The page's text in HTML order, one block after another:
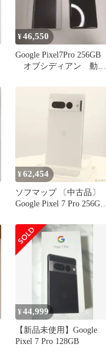
¥46,550
Google Pixel7Pro 256GB
オブシディアン 動作
¥62,454
ソフマップ 〔中古品〕
Google Pixel 7 Pro 256GB
¥44,999
【新品未使用】Google
Pixel 7 Pro 128GB